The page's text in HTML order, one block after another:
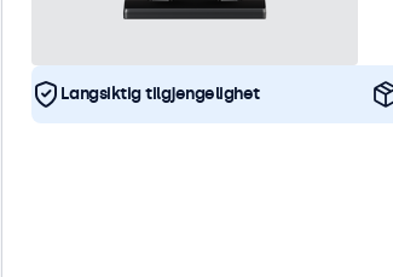
Langsiktig tilgjengelighet